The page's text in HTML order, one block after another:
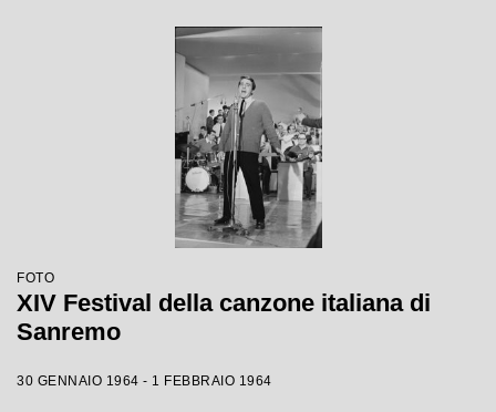
FOTO
XIV Festival della canzone italiana di
Sanremo
30 GENNAIO 1964 - 1 FEBBRAIO 1964